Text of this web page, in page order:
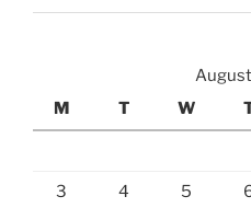
M
T W
3 4 5